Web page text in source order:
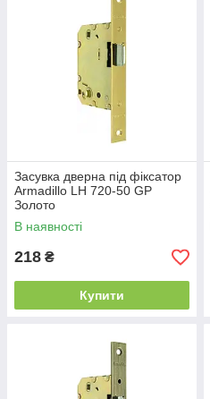
Засувка дверна під фіксатор
Armadillo LH 720-50 GP
Золото
В наявності
218 ₴
Купити